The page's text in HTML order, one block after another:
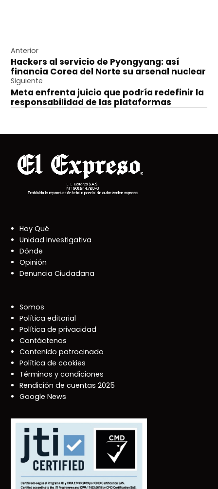
Navegación
de
entradas
Anterior
Hackers al servicio de Pyongyang: así
financia Corea del Norte su arsenal nuclear
Siguiente
Meta enfrenta juicio que podría redefinir la
responsabilidad de las plataformas
Hoy Qué
Unidad Investigativa
Dónde
Opinión
Denuncia Ciudadana
Somos
Política editorial
Política de privacidad
Contáctenos
Contenido patrocinado
Política de cookies
Términos y condiciones
Rendición de cuentas 2025
Google News